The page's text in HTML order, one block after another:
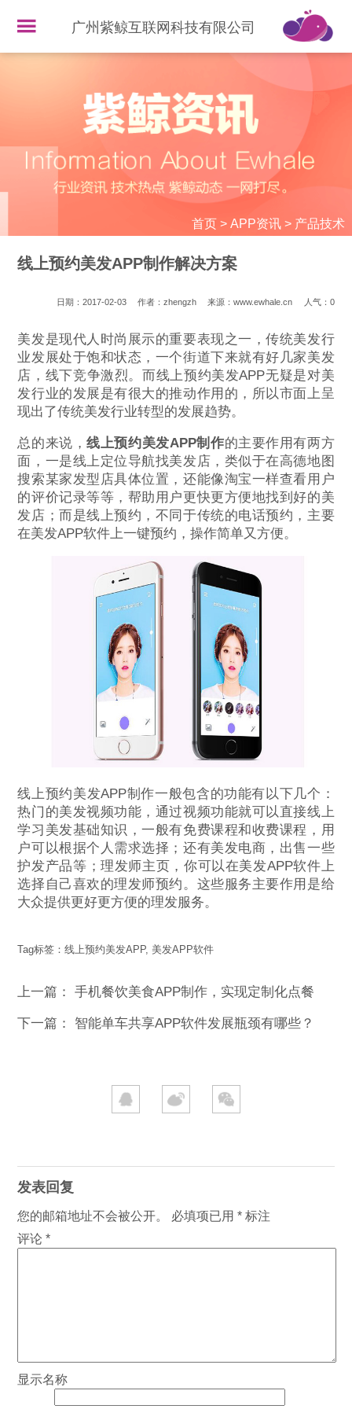
广州紫鲸互联网科技有限公司
首页> APP资讯> 产品技术
线上预约美发APP制作解决方案
日期：2017-02-03 作者：zhengzh 来源：www.ewhale.cn 人气： 0
美发是现代人时尚展示的重要表现之一，传统美发行
业发展处于饱和状态，一个街道下来就有好几家美发
店，线下竞争激烈。而线上预约美发APP无疑是对美
发行业的发展是有很大的推动作用的，所以市面上呈
现出了传统美发行业转型的发展趋势。
总的来说，线上预约美发APP制作的主要作用有两方
面，一是线上定位导航找美发店，类似于在高德地图
搜索某家发型店具体位置，还能像淘宝一样查看用户
的评价记录等等，帮助用户更快更方便地找到好的美
发店；而是线上预约，不同于传统的电话预约，主要
在美发APP软件上一键预约，操作简单又方便。
线上预约美发APP制作一般包含的功能有以下几个：
热门的美发视频功能，通过视频功能就可以直接线上
学习美发基础知识，一般有免费课程和收费课程，用
户可以根据个人需求选择；还有美发电商，出售一些
护发产品等；理发师主页，你可以在美发APP软件上
选择自己喜欢的理发师预约。这些服务主要作用是给
大众提供更好更方便的理发服务。
Tag标签：线上预约美发APP, 美发APP软件
上一篇：手机餐饮美食APP制作，实现定制化点餐
下一篇： 智能单车共享APP软件发展瓶颈有哪些？
发表回复
您的邮箱地址不会被公开。 必填项已用* 标注
评论*
显示名称